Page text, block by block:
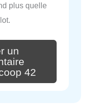
plus quelle
un
42